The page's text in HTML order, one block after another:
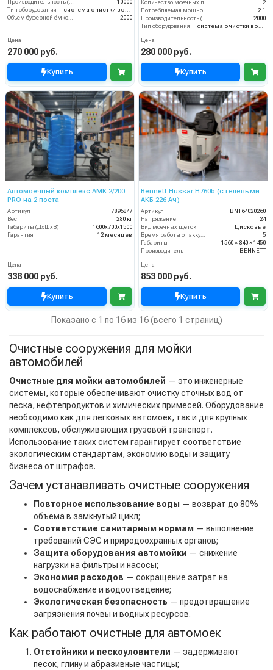
10000
Тип оборудования
2000
Цена
270 000 руб.
Купить
2
2.1
2000
Тип оборудования
Цена
280 000 руб.
Купить
Автомоечный комплекс АМК 2/200
PRO на 2 поста
Артикул
7896847
Вес
280 кг
Габариты (ДхШхВ)
1600х700х1500
Гарантия
12 месяцев
Цена
338 000 руб.
Купить
Bennett Hussar H760b (с гелевыми
АКБ 226 Ач)
Артикул
BNT64020260
Напряжение
24
Вид моечных щеток
Дисковые
Время работы от аккумуляторов (ч)
5
Габариты
1560 × 840 × 1450
Производитель
BENNETT
Цена
853 000 руб.
Купить
Показано с 1 по 16 из 16 (всего 1 страниц)
Очистные сооружения для мойки
автомобилей
Очистные для мойки автомобилей — это инженерные
системы, которые обеспечивают очистку сточных вод от
песка, нефтепродуктов и химических примесей. Оборудование
необходимо как для легковых автомоек, так и для крупных
комплексов, обслуживающих грузовой транспорт.
Использование таких систем гарантирует соответствие
экологическим стандартам, экономию воды и защиту
бизнеса от штрафов.
Зачем устанавливать очистные сооружения
Повторное использование воды — возврат до 80%
объема в замкнутый цикл;
Соответствие санитарным нормам — выполнение
требований СЭС и природоохранных органов;
Защита оборудования автомойки — снижение
нагрузки на фильтры и насосы;
Экономия расходов — сокращение затрат на
водоснабжение и водоотведение;
Экологическая безопасность — предотвращение
загрязнения почвы и водных ресурсов.
Как работают очистные для автомоек
Отстойники и пескоуловители — задерживают
песок, глину и абразивные частицы;